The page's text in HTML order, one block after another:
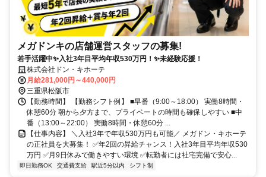
メガドンキの店舗運営スタッフの募集!
若手活躍中✨入社3年目平均年収530万円！✨未経験応援！
株式会社ドン・キホーテ
月給281,000円～440,000円
三重県松阪市
【勤務時間】 【勤務シフト例】 ■早番（9:00～18:00） 実働8時間・
休憩60分 朝から夕方まで、プライベートの時間も確保しやすい ■中
番（13:00～22:00） 実働8時間・休憩60分 ...
【仕事内容】 ＼入社3年で年収530万円も可能／ メガドン・キホーテ
の正社員を大募集！ ✅年2回の昇給チャンス！入社3年目平均年収530
万円 ✅月9日休みで働きやすい環境 ✅転勤者には社宅完備で安心...
即日勤務OK 交通費支給 駅近5分以内 シフト制